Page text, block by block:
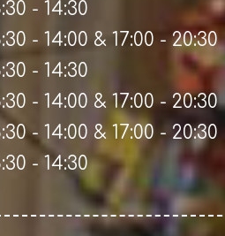
- 14:30
- 14:00 & 17:00 - 20:30
- 14:30
- 14:00 & 17:00 - 20:30
- 14:00 & 17:00 - 20:30
- 14:30